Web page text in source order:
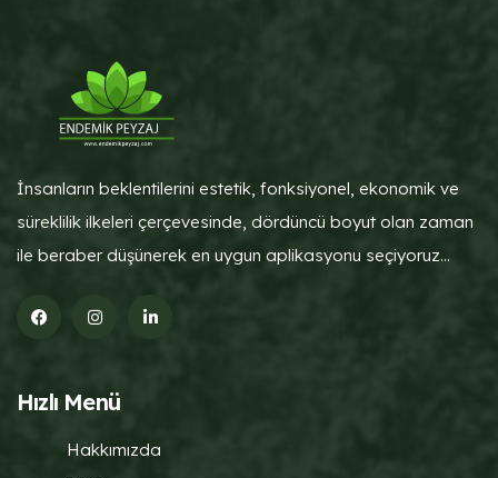
İnsanların beklentilerini estetik, fonksiyonel, ekonomik ve
süreklilik ilkeleri çerçevesinde, dördüncü boyut olan zaman
ile beraber düşünerek en uygun aplikasyonu seçiyoruz...
Hızlı Menü
Hakkımızda